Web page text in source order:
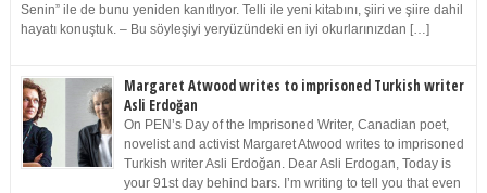
Senin” ile de bunu yeniden kanıtlıyor. Telli ile yeni kitabını, şiiri ve şiire dahil
hayatı konuştuk. – Bu söyleşiyi yeryüzündeki en iyi okurlarınızdan […]
Margaret Atwood writes to imprisoned Turkish writer
Asli Erdoğan
On PEN’s Day of the Imprisoned Writer, Canadian poet,
novelist and activist Margaret Atwood writes to imprisoned
Turkish writer Asli Erdoğan. Dear Asli Erdogan, Today is
your 91st day behind bars. I’m writing to tell you that even